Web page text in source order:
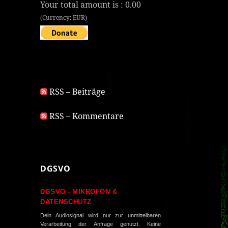
Your total amount is :0.00
(Currency: EUR)
RSS – Beiträge
RSS – Kommentare
DGSVO
DGSVO - MIKROFON &
DATENSCHUTZ
Dein Audiosignal wird nur zur unmittelbaren
Verarbeitung der Anfrage genutzt. Keine